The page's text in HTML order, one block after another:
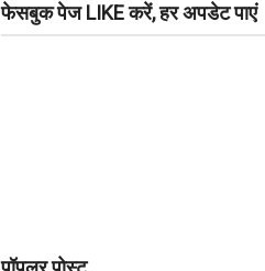
फेसबुक पेज LIKE करें, हर अपडेट पाएं